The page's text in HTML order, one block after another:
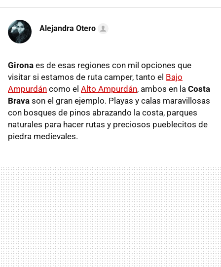
Alejandra Otero
Girona es de esas regiones con mil opciones que
visitar si estamos de ruta camper, tanto el Bajo
Ampurdán como el Alto Ampurdán, ambos en la Costa
Brava son el gran ejemplo. Playas y calas maravillosas
con bosques de pinos abrazando la costa, parques
naturales para hacer rutas y preciosos pueblecitos de
piedra medievales.